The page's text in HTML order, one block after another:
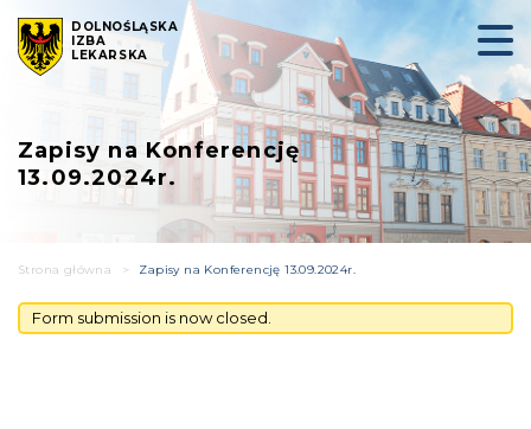
DOLNOŚLĄSKA
IZBA
LEKARSKA
Zapisy na Konferencję
13.09.2024r.
Strona główna > Zapisy na Konferencję 13.09.2024r.
Form submission is now closed.